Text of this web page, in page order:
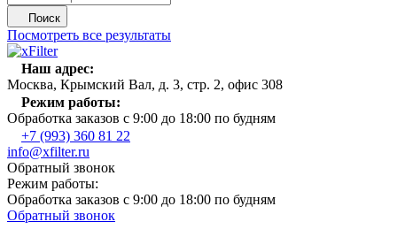
Поиск
Посмотреть все результаты
Наш адрес:
Москва, Крымский Вал, д. 3, стр. 2, офис 308
Режим работы:
Обработка заказов с 9:00 до 18:00 по будням
+7 (993) 360 81 22
info@xfilter.ru
Обратный звонок
Режим работы:
Обработка заказов с 9:00 до 18:00 по будням
Обратный звонок